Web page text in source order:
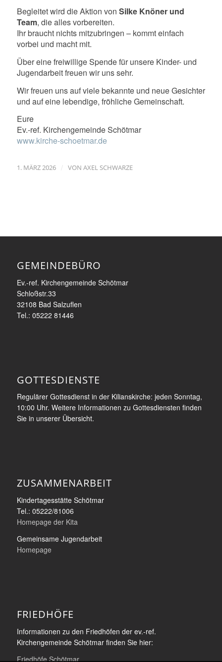
Begleitet wird die Aktion von Silke Knöner und
Team, die alles vorbereiten.
Ihr braucht nichts mitzubringen – kommt einfach
vorbei und macht mit.
Über eine freiwillige Spende für unsere Kinder- und
Jugendarbeit freuen wir uns sehr.
Wir freuen uns auf viele bekannte und neue Gesichter
und auf eine lebendige, fröhliche Gemeinschaft.
Eure
Ev.-ref. Kirchengemeinde Schötmar
www.kirche-schoetmar.de
1. MÄRZ 2026 / VON AXEL SCHWARZE
GEMEINDEBÜRO
Ev.-ref. Kirchengemeinde Schötmar
Schloßstr.33
32108 Bad Salzuflen
Tel.: 05222 81446
GOTTESDIENSTE
Regulärer Gottesdienst in der Kilianskirche: jeden Sonntag,
10:00 Uhr. Weitere Informationen zu Gottesdiensten finden
Sie in unserer Übersicht.
ZUSAMMENARBEIT
Kindertagesstätte Schötmar
Tel.: 05222/81006
Homepage der Kita
Gemeinsame Jugendarbeit
Homepage
FRIEDHÖFE
Informationen zu den Friedhöfen der ev.-ref.
Kirchengemeinde Schötmar finden Sie hier:
Friedhöfe Schötmar